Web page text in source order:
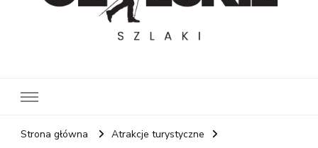
Strona główna
Atrakcje turystyczne